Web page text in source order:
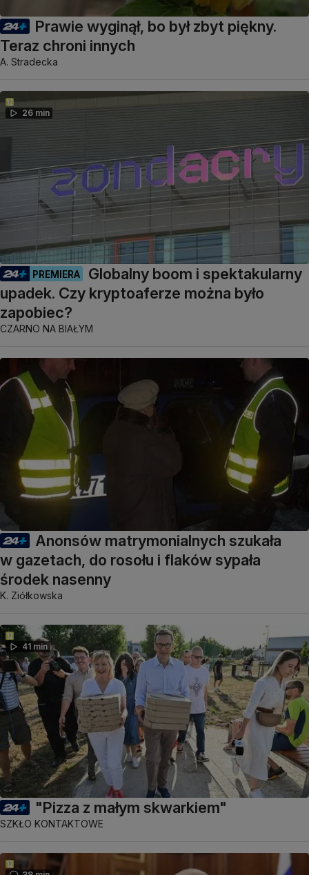
Prawie wyginął, bo był zbyt piękny.
Teraz chroni innych
A. Stradecka
26 min
PREMIERA
Globalny boom i spektakularny
upadek. Czy kryptoaferze można było
zapobiec?
CZARNO NA BIAŁYM
Anonsów matrymonialnych szukała
w gazetach, do rosołu i flaków sypała
środek nasenny
K. Ziółkowska
41 min
"Pizza z małym skwarkiem"
SZKŁO KONTAKTOWE